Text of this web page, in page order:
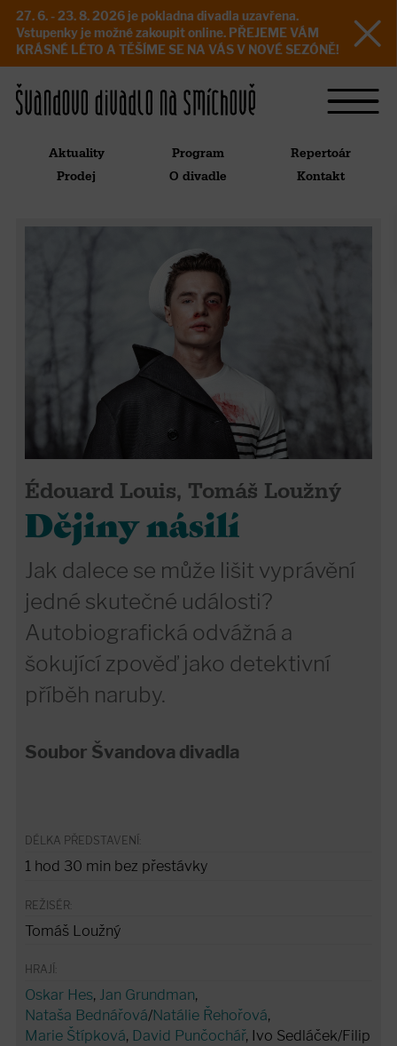
27. 6. - 23. 8. 2026 je pokladna divadla uzavřena.
Vstupenky je možné zakoupit online. PŘEJEME VÁM
KRÁSNÉ LÉTO A TĚŠÍME SE NA VÁS V NOVÉ SEZÓNĚ!
Aktuality Program
Repertoár
Prodej
O divadle Kontakt
Édouard Louis, Tomáš Loužný
Dějiny násilí
Jak dalece se může lišit vyprávění
jedné skutečné události?
Autobiografická odvážná a
šokující zpověď jako detektivní
příběh naruby.
Soubor Švandova divadla
DÉLKA PŘEDSTAVENÍ:
1 hod 30 min bez přestávky
REŽISÉR:
Tomáš Loužný
HRAJÍ:
Oskar Hes, Jan Grundman,
Nataša Bednářová/Natálie Řehořová,
Marie Štípková, David Punčochář, Ivo Sedláček/Filip